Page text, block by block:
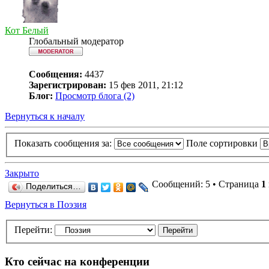
Кот Белый
Глобальный модератор
Сообщения: 4437
Зарегистрирован: 15 фев 2011, 21:12
Блог: Просмотр блога (2)
Вернуться к началу
Показать сообщения за: Поле сортировки
Закрыто
Поделиться… Сообщений: 5 • Страница 1
Вернуться в Поэзия
Перейти:
Кто сейчас на конференции